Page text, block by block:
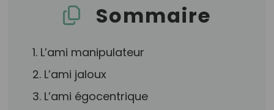
Sommaire
1. L’ami manipulateur
2. L’ami jaloux
3. L’ami égocentrique